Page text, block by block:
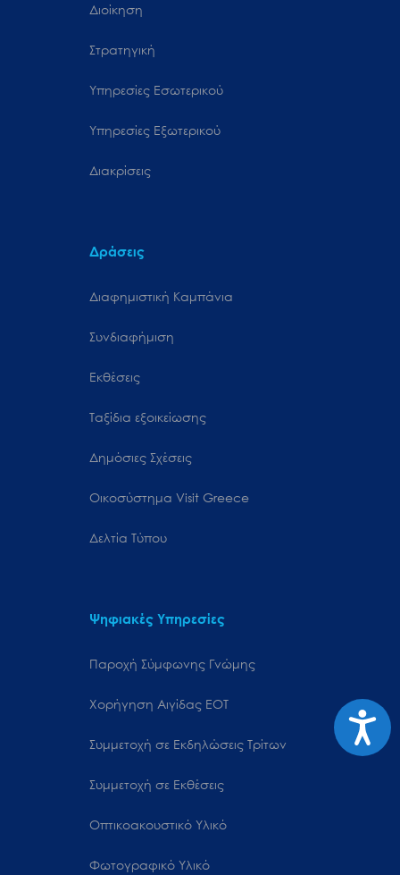
Διοίκηση
Στρατηγική
Υπηρεσίες Εσωτερικού
Υπηρεσίες Εξωτερικού
Διακρίσεις
Δράσεις
Διαφημιστική Καμπάνια
Συνδιαφήμιση
Εκθέσεις
Ταξίδια εξοικείωσης
Δημόσιες Σχέσεις
Oικοσύστημα Visit Greece
Δελτία Τύπου
Ψηφιακές Υπηρεσίες
Παροχή Σύμφωνης Γνώμης
Χορήγηση Αιγίδας ΕΟΤ
Συμμετοχή σε Εκδηλώσεις Τρίτων
Συμμετοχή σε Εκθέσεις
Οπτικοακουστικό Υλικό
Φωτογραφικό Υλικό